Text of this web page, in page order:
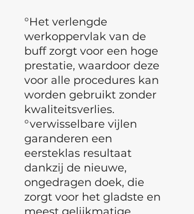
°Het verlengde
werkoppervlak van de
buff zorgt voor een hoge
prestatie, waardoor deze
voor alle procedures kan
worden gebruikt zonder
kwaliteitsverlies.
°verwisselbare vijlen
garanderen een
eersteklas resultaat
dankzij de nieuwe,
ongedragen doek, die
zorgt voor het gladste en